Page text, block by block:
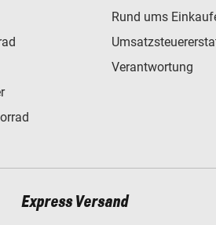
Rund ums
Verantwortung
Express Versand